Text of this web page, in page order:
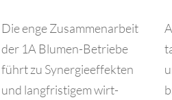
Die enge Zusammenarbeit
der 1A Blumen-Betriebe
führt zu Syner­gie­effekten
und lang­fris­tigem wirt­